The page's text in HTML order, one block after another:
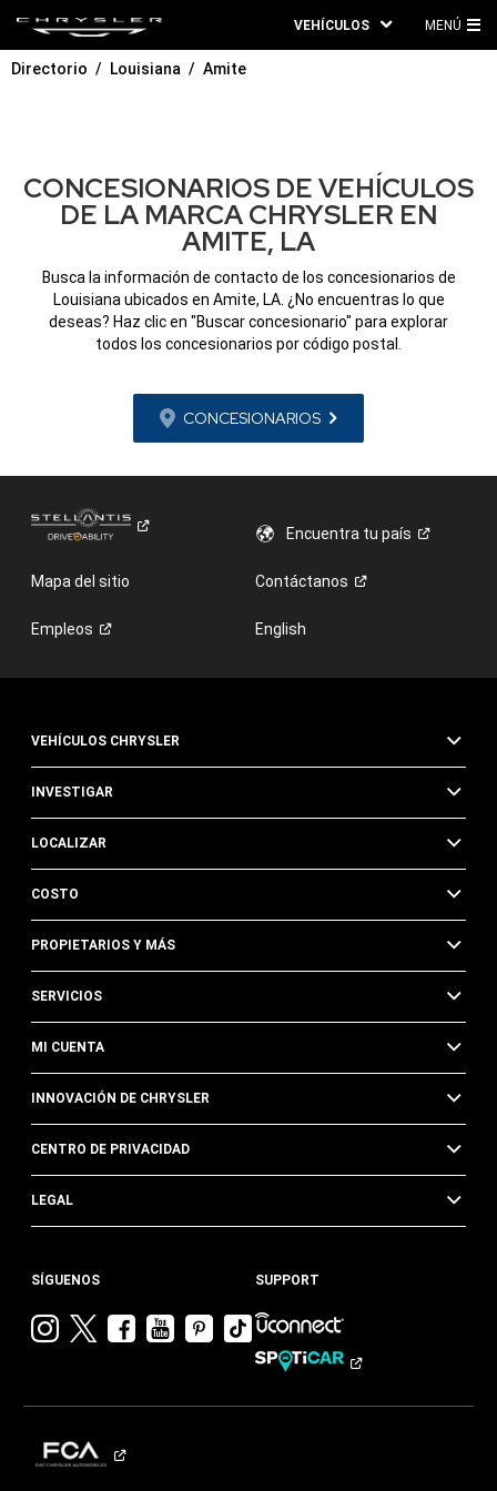
VEHÍCULOS MENÚ
Directorio Louisiana Amite
CONCESIONARIOS DE VEHÍCULOS
DE LA MARCA CHRYSLER EN
AMITE, LA
Busca la información de contacto de los concesionarios de
Louisiana ubicados en Amite, LA. ¿No encuentras lo que
deseas? Haz clic en "Buscar concesionario" para explorar
todos los concesionarios por código postal.
CONCESIONARIOS
Encuentra tupaís
Mapa del sitio Contáctanos
Empleos English
VEHÍCULOS CHRYSLER
INVESTIGAR
LOCALIZAR
COSTO
PROPIETARIOS Y MÁS
SERVICIOS
MI CUENTA
INNOVACIÓN DE CHRYSLER
CENTRO DE PRIVACIDAD
LEGAL
SÍGUENOS
VisitarVisitarVisitar
Chrysler en
Visitar
Chrysler en
Visitar
Chrysler en
Pinterest
Visita
Chrysler
Tik
SUPPORT